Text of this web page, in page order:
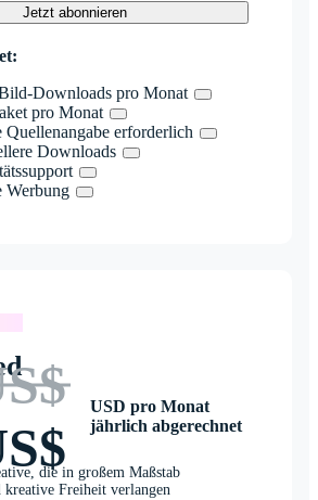
Jetzt abonnieren
Downloads pro Monat
pro Monat
Quellenangabe erforderlich
Downloads
Werbung
USD pro Monat
jährlich abgerechnet
die in großem Maßstab
kreative Freiheit verlangen